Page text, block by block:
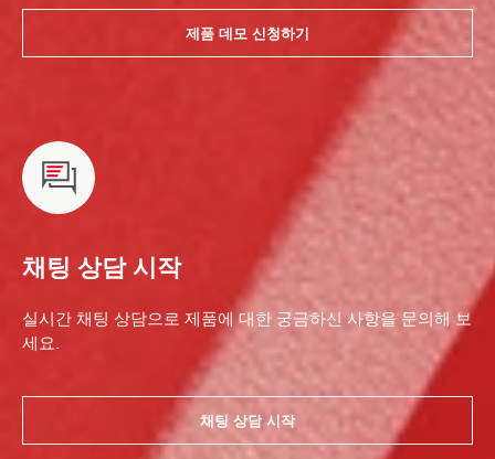
제품 데모 신청하기
채팅 상담 시작
실시간 채팅 상담으로 제품에 대한 궁금하신 사항을 문의해 보
세요.
채팅 상담 시작